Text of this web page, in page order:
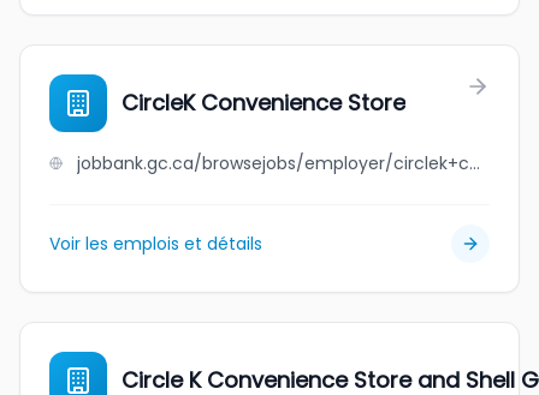
CircleK Convenience Store
jobbank.gc.ca/browsejobs/employer/circlek+convenience+store/ca
Voir les emplois et détails
Circle K Convenience Store and Shell